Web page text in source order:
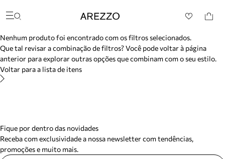
Buscar produtos
categorias sugeridas
Bota
Papete
Scarpin
Mocassim
Mule
Rasteira
Precisa de ajuda?
Arezzo
Nenhum produto foi encontrado com os filtros selecionados.
Que tal revisar a combinação de filtros? Você pode voltar à página
anterior para explorar outras opções que combinam com o seu estilo.
Voltar para a lista de itens
Fique por dentro das novidades
Receba com exclusividade a nossa newsletter com tendências,
promoções e muito mais.